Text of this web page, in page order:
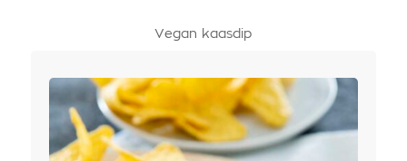
Vegan kaasdip